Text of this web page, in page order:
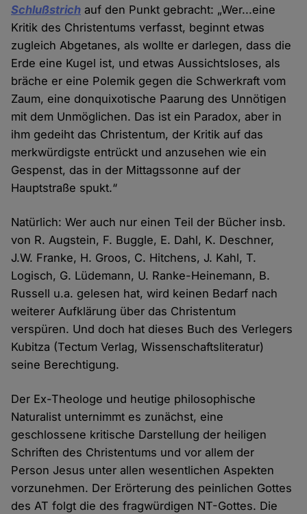
Schlußstrich auf den Punkt gebracht: „Wer...eine
Kritik des Christentums verfasst, beginnt etwas
zugleich Abgetanes, als wollte er darlegen, dass die
Erde eine Kugel ist, und etwas Aussichtsloses, als
bräche er eine Polemik gegen die Schwerkraft vom
Zaum, eine donquixotische Paarung des Unnötigen
mit dem Unmöglichen. Das ist ein Paradox, aber in
ihm gedeiht das Christentum, der Kritik auf das
merkwürdigste entrückt und anzusehen wie ein
Gespenst, das in der Mittagssonne auf der
Hauptstraße spukt.“
Natürlich: Wer auch nur einen Teil der Bücher insb.
von R. Augstein, F. Buggle, E. Dahl, K. Deschner,
J.W. Franke, H. Groos, C. Hitchens, J. Kahl, T.
Logisch, G. Lüdemann, U. Ranke-Heinemann, B.
Russell u.a. gelesen hat, wird keinen Bedarf nach
weiterer Aufklärung über das Christentum
verspüren. Und doch hat dieses Buch des Verlegers
Kubitza (Tectum Verlag, Wissenschaftsliteratur)
seine Berechtigung.
Der Ex-Theologe und heutige philosophische
Naturalist unternimmt es zunächst, eine
geschlossene kritische Darstellung der heiligen
Schriften des Christentums und vor allem der
Person Jesus unter allen wesentlichen Aspekten
vorzunehmen. Der Erörterung des peinlichen Gottes
des AT folgt die des fragwürdigen NT-Gottes. Die